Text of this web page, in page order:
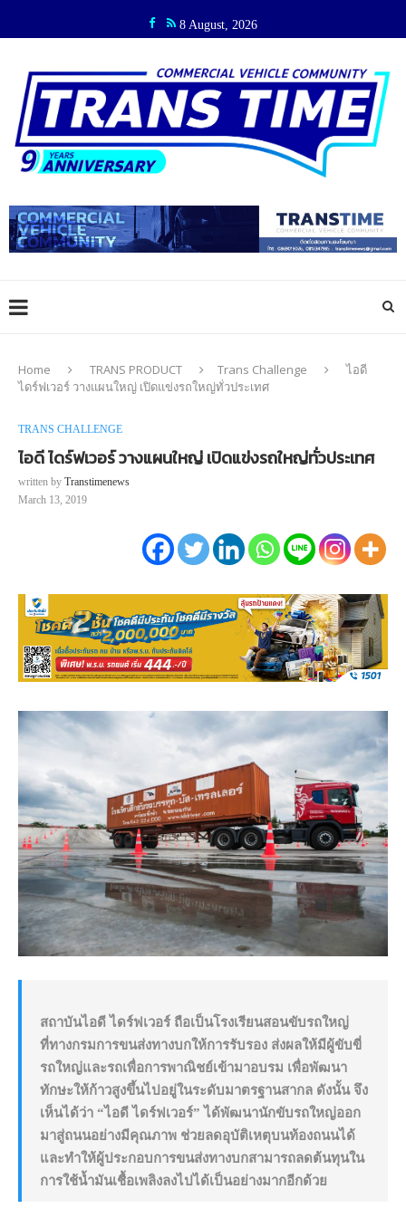
8 August, 2026
Home TRANS PRODUCT Trans Challenge
ไอดี
ไดร์ฟเวอร์ วางแผนใหญ่ เปิดแข่งรถใหญ่ทั่วประเทศ
TRANS CHALLENGE
ไอดี ไดร์ฟเวอร์ วางแผนใหญ่ เปิดแข่งรถใหญ่ทั่วประเทศ
written by Transtimenews
March 13, 2019
สถาบันไอดี ไดร์ฟเวอร์ ถือเป็นโรงเรียนสอนขับรถใหญ่
ที่ทางกรมการขนส่งทางบกให้การรับรอง ส่งผลให้มีผู้ขับขี่
รถใหญ่และรถเพื่อการพาณิชย์เข้ามาอบรม เพื่อพัฒนา
ทักษะให้ก้าวสูงขึ้นไปอยู่ในระดับมาตรฐานสากล ดังนั้น จึง
เห็นได้ว่า “ไอดี ไดร์ฟเวอร์” ได้พัฒนานักขับรถใหญ่ออก
มาสู่ถนนอย่างมีคุณภาพ ช่วยลดอุบัติเหตุบนท้องถนนได้
และทำให้ผู้ประกอบการขนส่งทางบกสามารถลดต้นทุนใน
การใช้น้ำมันเชื้อเพลิงลงไปได้เป็นอย่างมากอีกด้วย